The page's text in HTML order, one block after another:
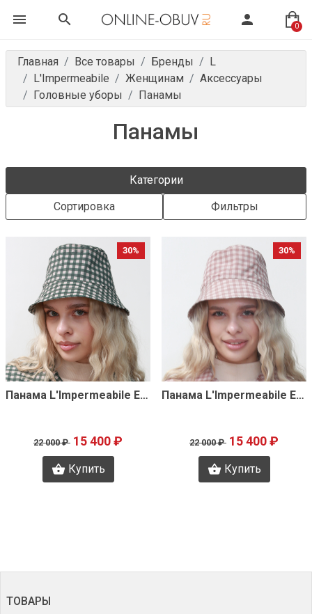
0
Главная Все товары Бренды
L
L'Impermeabile
Женщинам
Аксессуары
Головные уборы
Панамы
Панамы
Категории
Сортировка
Фильтры
30%
Быстрый просмотр Панама L'Impermeabile E2364
22 000 ₽ 15 400 ₽
Купить
30%
Быстрый просмотр Панама L'Impermeabile E2363
22 000 ₽ 15 400 ₽
Купить
ТОВАРЫ